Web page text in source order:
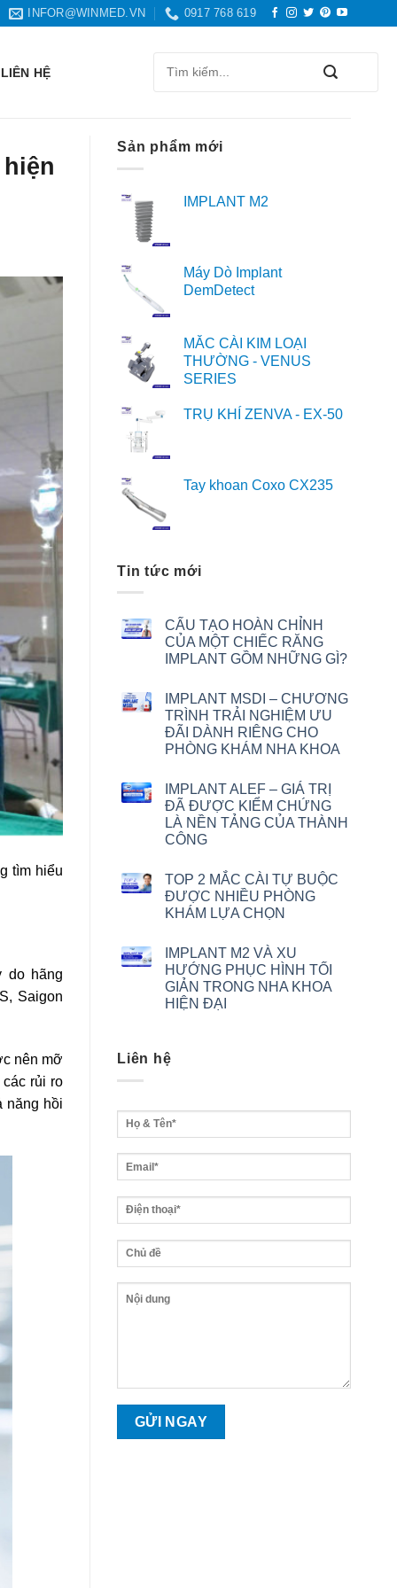
INFOR@WINMED.VN 0917 768 619
LIÊN HỆ
tìm hiểu
do hãng
Saigon
nên mỡ
rủi ro
năng hồi
Sản phẩm mới
IMPLANT M2
Máy Dò Implant
DemDetect
MẮC CÀI KIM LOẠI
THƯỜNG - VENUS
SERIES
TRỤ KHÍ ZENVA - EX-50
Tay khoan Coxo CX235
Tin tức mới
CẤU TẠO HOÀN CHỈNH
CỦA MỘT CHIẾC RĂNG
IMPLANT GỒM NHỮNG GÌ?
IMPLANT MSDI – CHƯƠNG
TRÌNH TRẢI NGHIỆM ƯU
ĐÃI DÀNH RIÊNG CHO
PHÒNG KHÁM NHA KHOA
IMPLANT ALEF – GIÁ TRỊ
ĐÃ ĐƯỢC KIỂM CHỨNG
LÀ NỀN TẢNG CỦA THÀNH
CÔNG
TOP 2 MẮC CÀI TỰ BUỘC
ĐƯỢC NHIỀU PHÒNG
KHÁM LỰA CHỌN
IMPLANT M2 VÀ XU
HƯỚNG PHỤC HÌNH TỐI
GIẢN TRONG NHA KHOA
HIỆN ĐẠI
Liên hệ